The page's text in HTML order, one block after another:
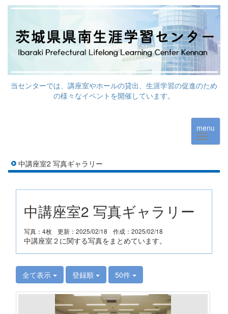
当センターでは、講座室やホールの貸出、生涯学習の促進のため
の様々なイベントを開催しています。
menu
中講座室2 写真ギャラリー
中講座室2 写真ギャラリー
写真：4枚 更新：2025/02/18 作成：2025/02/18
中講座室２に関する写真をまとめています。
全て表示 登録順 50件